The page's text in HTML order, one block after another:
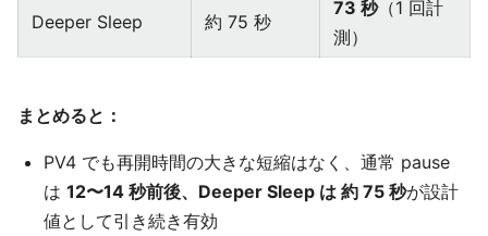
Deeper Sleep 約 75 秒
73 秒（1 回計
測）
まとめると：
PV4 でも再開時間の大きな短縮はなく、通常 pause
は 12〜14 秒前後、Deeper Sleep は 約 75 秒が設計
値として引き続き有効